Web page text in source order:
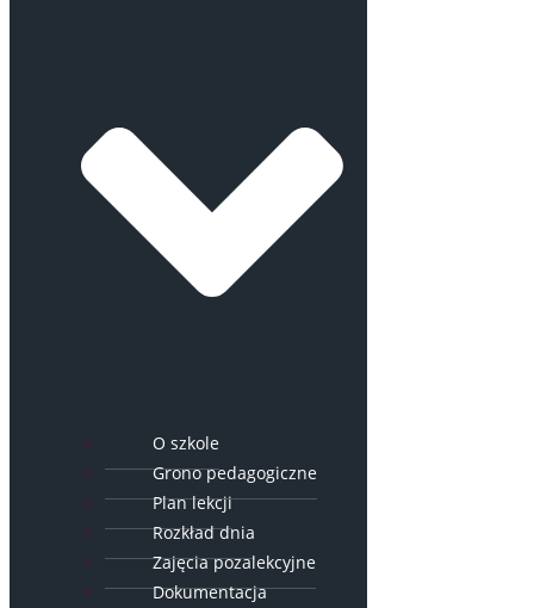
O szkole
Grono pedagogiczne
Plan lekcji
Rozkład dnia
Zajęcia pozalekcyjne
Dokumentacja